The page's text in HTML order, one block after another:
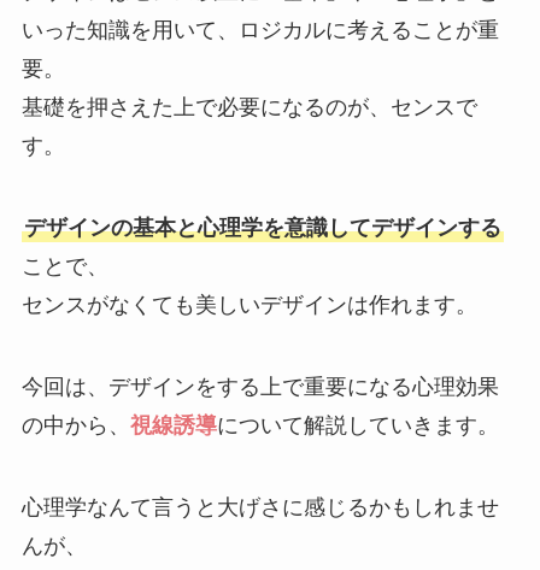
いった知識を用いて、ロジカルに考えることが重
要。
基礎を押さえた上で必要になるのが、センスで
す。
デザインの基本と心理学を意識してデザインする
ことで、
センスがなくても美しいデザインは作れます。
今回は、デザインをする上で重要になる心理効果
の中から、 視線誘導について解説していきます。
心理学なんて言うと大げさに感じるかもしれませ
んが、